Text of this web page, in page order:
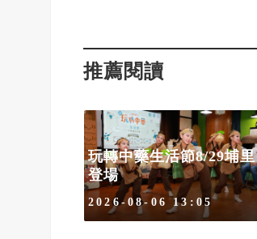
推薦閱讀
玩轉中藥生活節8/29埔里
登場
2026-08-06 13:05